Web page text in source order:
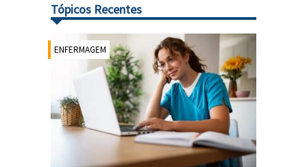
Tópicos Recentes
ENFERMAGEM